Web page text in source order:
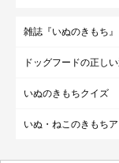
雑誌『いぬのきもち』
ドッグフードの正し
いぬのきもちクイズ
いぬ・ねこのきもちア